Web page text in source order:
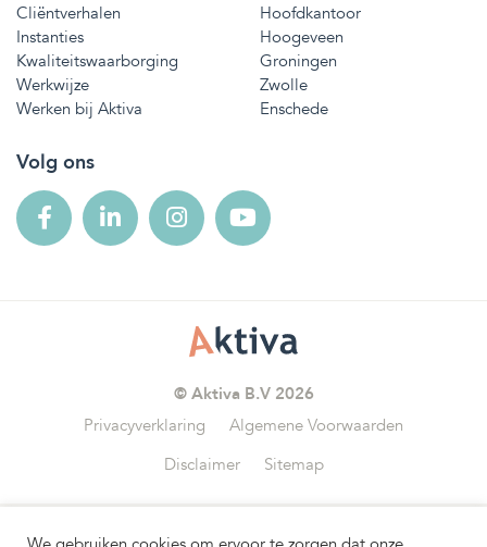
Cliëntverhalen
Instanties
Kwaliteitswaarborging
Werkwijze
Werken bij Aktiva
Hoofdkantoor
Hoogeveen
Groningen
Zwolle
Enschede
Volg ons
© Aktiva B.V 2026
Privacyverklaring
Algemene Voorwaarden
Disclaimer
Sitemap